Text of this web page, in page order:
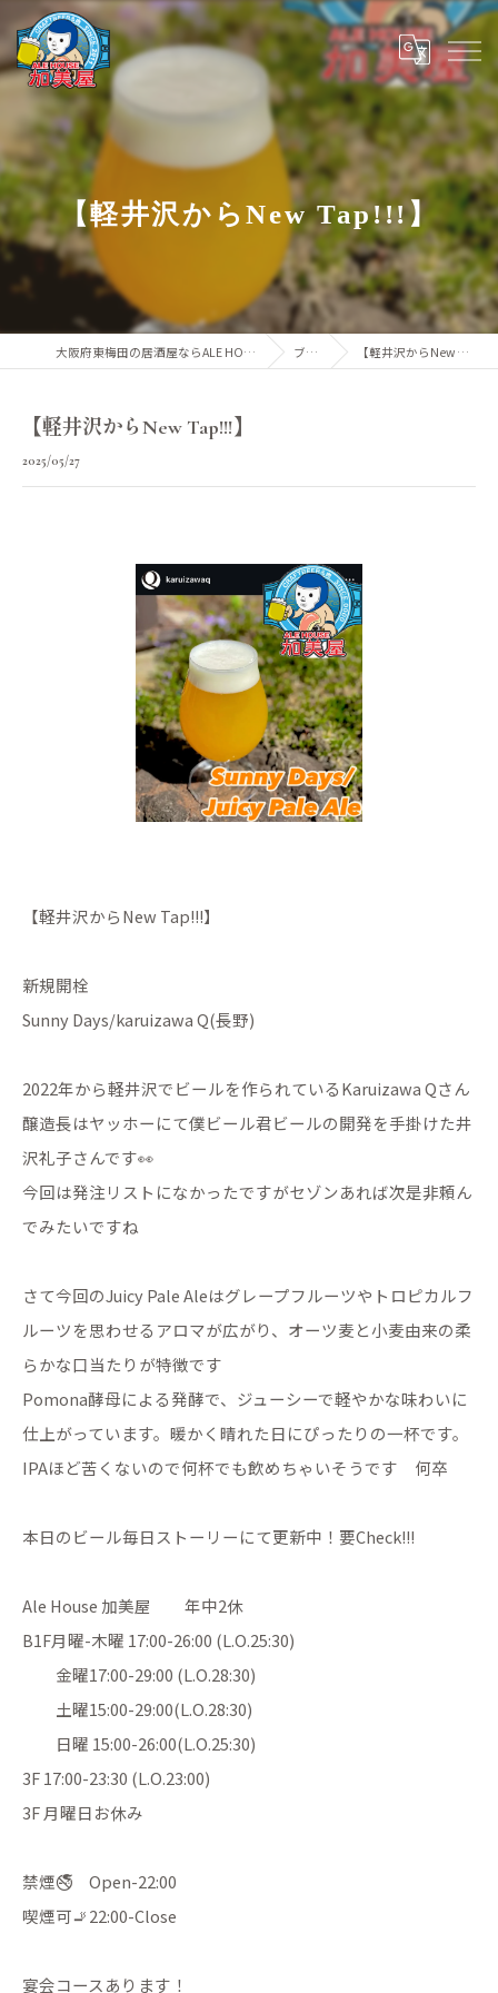
【軽井沢からNew Tap!!!】
大阪府東梅田の居酒屋ならALE HOUSE 加美屋 ブログ 【軽井沢からNew Tap!!!】
【軽井沢からNew Tap!!!】
2025/05/27
【軽井沢からNew Tap!!!】
新規開栓
Sunny Days/karuizawa Q(長野)
2022年から軽井沢でビールを作られているKaruizawa Qさん
醸造長はヤッホーにて僕ビール君ビールの開発を手掛けた井
沢礼子さんです👀
今回は発注リストになかったですがセゾンあれば次是非頼ん
でみたいですね
さて今回のJuicy Pale Aleはグレープフルーツやトロピカルフ
ルーツを思わせるアロマが広がり、オーツ麦と小麦由来の柔
らかな口当たりが特徴です
Pomona酵母による発酵で、ジューシーで軽やかな味わいに
仕上がっています。暖かく晴れた日にぴったりの一杯です。
IPAほど苦くないので何杯でも飲めちゃいそうです 何卒
本日のビール毎日ストーリーにて更新中！要Check!!!
Ale House 加美屋 年中2休
B1F月曜-木曜 17:00-26:00 (L.O.25:30)
金曜17:00-29:00 (L.O.28:30)
土曜15:00-29:00(L.O.28:30)
日曜 15:00-26:00(L.O.25:30)
3F 17:00-23:30 (L.O.23:00)
3F 月曜日お休み
禁煙🚭 Open-22:00
喫煙可🚬22:00-Close
宴会コースあります！